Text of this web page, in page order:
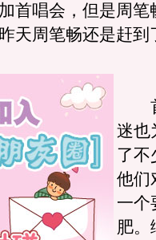
首唱会，但是周笔
天周笔畅还是赶到
首
迷也
了不
他们
一
肥。